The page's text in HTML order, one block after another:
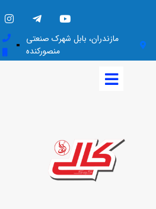
مازندران، بابل شهرک صنعتی
منصورکنده